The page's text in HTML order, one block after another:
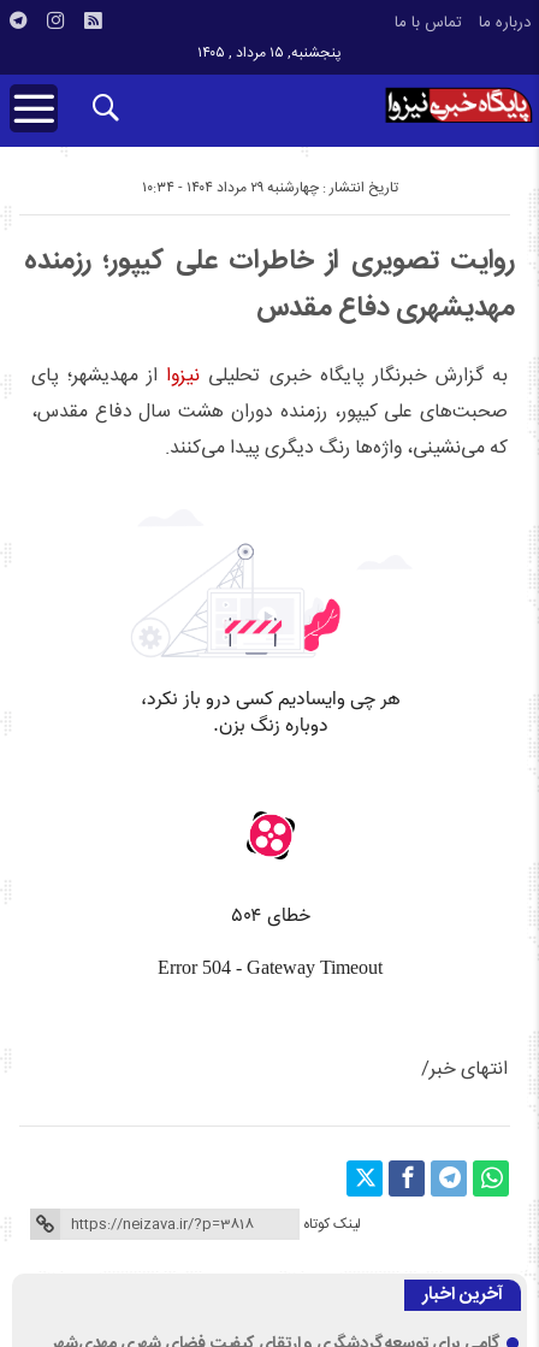
درباره ما تماس با ما
پنجشنبه, ۱۵ مرداد , ۱۴۰۵
تاریخ انتشار : چهارشنبه ۲۹ مرداد ۱۴۰۴ - ۱۰:۳۴
روایت تصویری از خاطرات علی کیپور؛ رزمنده
مهدیشهری دفاع مقدس
به گزارش خبرنگار پایگاه خبری تحلیلی نیزوا از مهدیشهر؛ پای
صحبت‌های علی کیپور، رزمنده دوران هشت سال دفاع مقدس،
که می‌نشینی، واژه‌ها رنگ دیگری پیدا می‌کنند.
انتهای خبر/
لینک کوتاه
آخرین اخبار